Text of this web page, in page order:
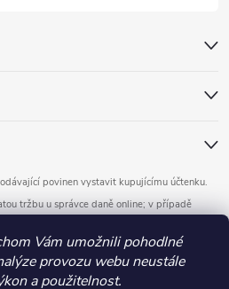
Vám umožnili pohodlné
provozu webu neustále
a použitelnost.
povinen vystavit kupujícímu účtenku.
tržbu u správce daně online; v případě
práva vyhrazena.